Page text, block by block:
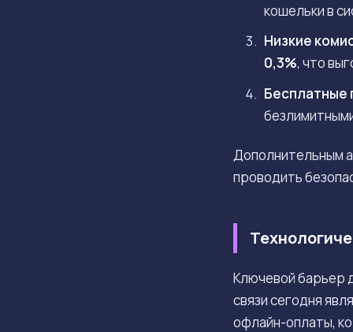
кошельки в
Низкие
0,3%, что
Бесплатные
Дополнительным
проводить
Ключевой барьер
связи сегодня
офлайн-оплаты,